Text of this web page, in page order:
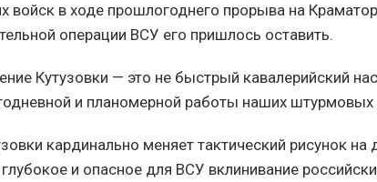
войск в ходе прошлогоднего прорыва на
операции ВСУ его пришлось оставить.
Кутузовки — это не быстрый кавалерийский
и планомерной работы наших штурмовых
кардинально меняет тактический рисунок на
и опасное для ВСУ вклинивание